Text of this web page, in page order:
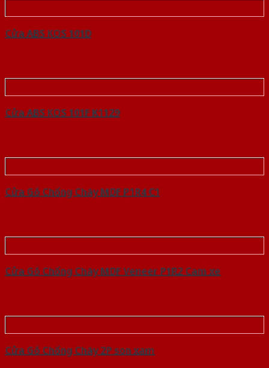
Cửa ABS KOS 101D
Cửa ABS KOS 101F K1129
Cửa Gỗ Chống Cháy MDF P1R4 C1
Cửa Gỗ Chống Cháy MDF Veneer P1R2 Cam xe
Cửa Gỗ Chống Cháy 2P son xam